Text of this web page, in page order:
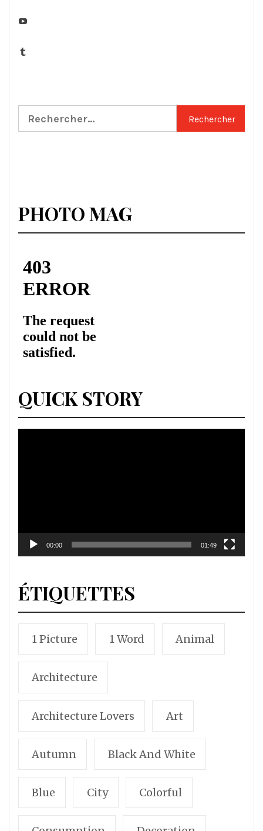
YouTube
Tumblr
Rechercher :
PHOTO MAG
QUICK STORY
00:00 01:49
ÉTIQUETTES
1 Picture 1 Word Animal
Architecture
Architecture Lovers Art
Autumn Black And White
Blue City Colorful